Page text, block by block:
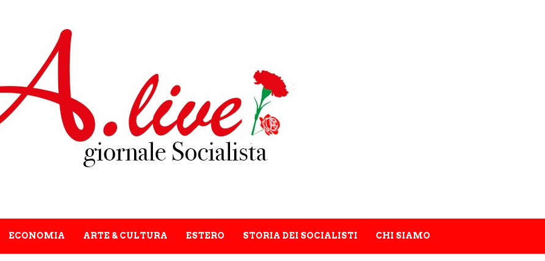
ECONOMIA ARTE & CULTURA ESTERO STORIA DEI SOCIALISTI CHI SIAMO